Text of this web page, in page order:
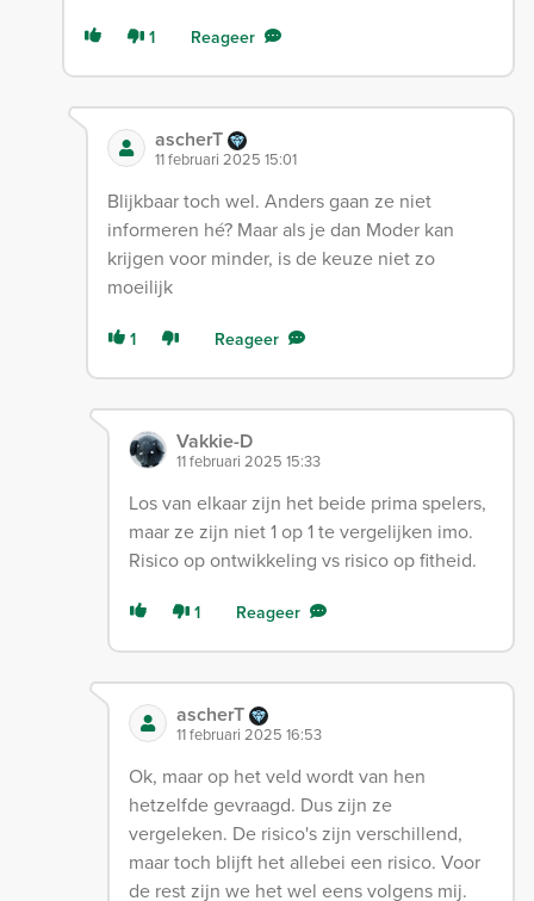
1 Reageer
ascherT
11 februari 2025 15:01
Blijkbaar toch wel. Anders gaan ze niet
informeren hé? Maar als je dan Moder kan
krijgen voor minder, is de keuze niet zo
moeilijk
1 Reageer
Vakkie-D
11 februari 2025 15:33
Los van elkaar zijn het beide prima spelers,
maar ze zijn niet 1 op 1 te vergelijken imo.
Risico op ontwikkeling vs risico op fitheid.
1 Reageer
ascherT
11 februari 2025 16:53
Ok, maar op het veld wordt van hen
hetzelfde gevraagd. Dus zijn ze
vergeleken. De risico's zijn verschillend,
maar toch blijft het allebei een risico. Voor
de rest zijn we het wel eens volgens mij.